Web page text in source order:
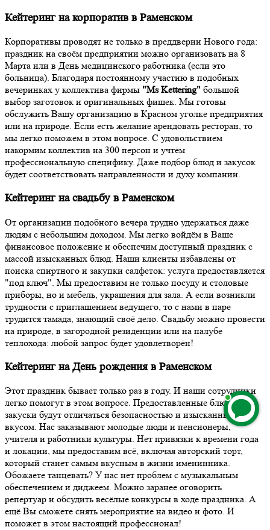
Кейтеринг на корпоратив в Раменском
Корпоративы проводят не только в преддверии Нового года:
праздник на своём предприятии можно организовать на 8
Марта или в День медицинского работника (если это
больница). Благодаря постоянному участию в подобных
вечеринках у коллектива фирмы "Ms Kettering" большой
выбор заготовок и оригинальных фишек. Мы готовы
обслужить Вашу организацию в Красном уголке предприятия
или на природе. Если есть желание арендовать ресторан, то
мы легко поможем в этом вопросе. С удовольствием
накормим коллектив на 300 персон и учтём
профессиональную специфику. Даже подбор блюд и закусок
будет соответствовать направленности и духу компании.
Кейтеринг на свадьбу в Раменском
От организации подобного вечера трудно удержаться даже
людям с небольшим доходом. Мы легко войдём в Ваше
финансовое положение и обеспечим доступный праздник с
массой изысканных блюд. Наши клиенты избавлены от
поиска спиртного и закупки салфеток: услуга предоставляется
"под ключ". Мы предоставим не только посуду и столовые
приборы, но и мебель, украшения для зала. А если возникли
трудности с приглашением ведущего, то с нами в паре
трудится тамада, знающий своё дело. Свадьбу можно провести
на природе, в загородной резиденции или на палубе
теплохода: любой запрос будет удовлетворён!
Кейтеринг на День рождения в Раменском
Этот праздник бывает только раз в году. И наши сотрудники
легко помогут в этом вопросе. Предоставленные блюда и
закуски будут отличаться безопасностью и изысканным
вкусом. Нас заказывают молодые люди и пенсионеры,
учителя и работники культуры. Нет привязки к времени года
и локации, мы предоставим всё, включая авторский торт,
который станет самым вкусным в жизни именинника.
Обожаете танцевать? У нас нет проблем с музыкальным
обеспечением и диджеем. Можно заранее оговорить
репертуар и обсудить весёлые конкурсы в ходе праздника. А
ещё Вы сможете снять мероприятие на видео и фото. И
поможет в этом настоящий профессионал!